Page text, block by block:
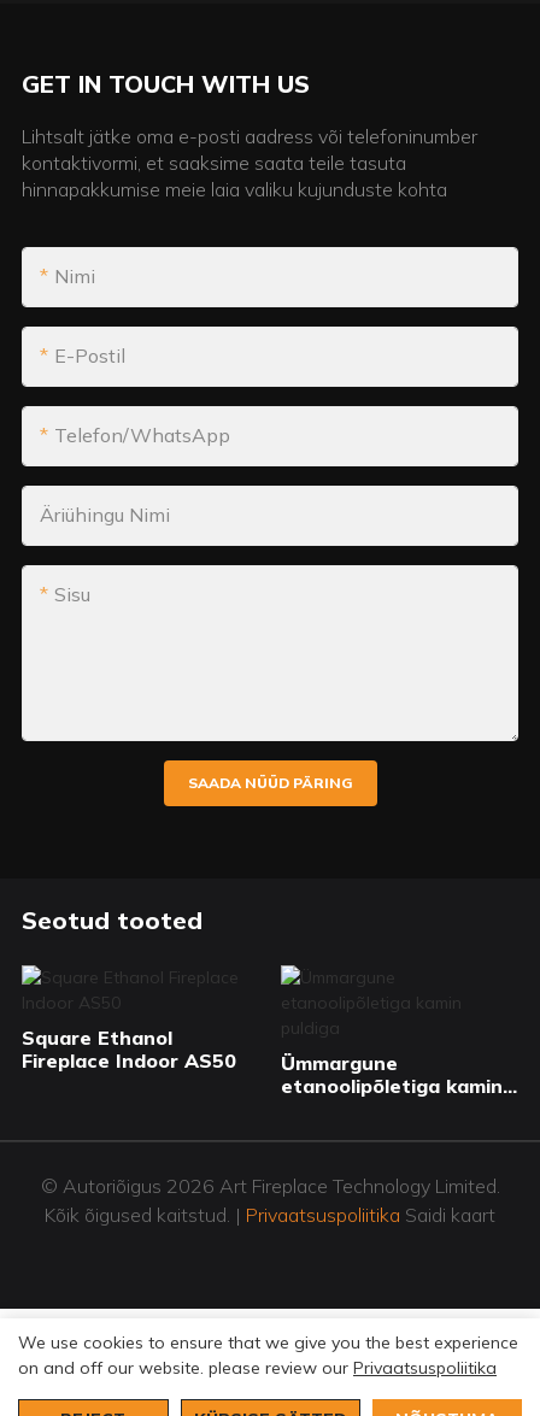
GET IN TOUCH WITH US
Lihtsalt jätke oma e-posti aadress või telefoninumber
kontaktivormi, et saaksime saata teile tasuta
hinnapakkumise meie laia valiku kujunduste kohta
Nimi
E-Postil
Telefon/WhatsApp
Äriühingu Nimi
Sisu
SAADA NÜÜD PÄRING
Seotud tooted
Square Ethanol
Fireplace Indoor AS50
Ümmargune
etanoolipõletiga kamin
© Autoriõigus 2026 Art Fireplace Technology Limited.
Kõik õigused kaitstud. | Privaatsuspoliitika Saidi kaart
We use cookies to ensure that we give you the best experience
on and off our website. please review our Privaatsuspoliitika